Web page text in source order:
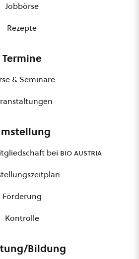
Jobbörse
Rezepte
Termine
& Seminare
bei bio austria
Förderung
Kontrolle
Bildung